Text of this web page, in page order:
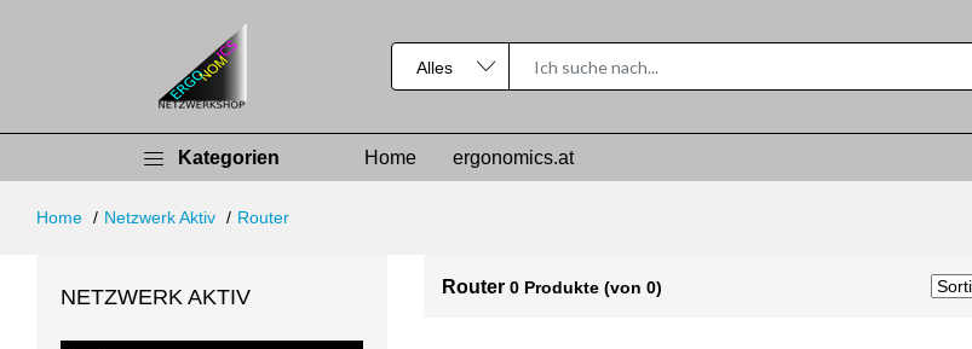
Kategorien Home ergonomics.at
Home Netzwerk Aktiv Router
NETZWERK AKTIV Router 0 Produkte (von 0)